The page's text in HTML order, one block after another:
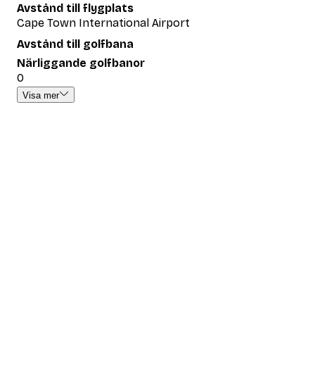
Avstånd till flygplats
Cape Town International Airport
Avstånd till golfbana
Närliggande golfbanor
0
Visa mer